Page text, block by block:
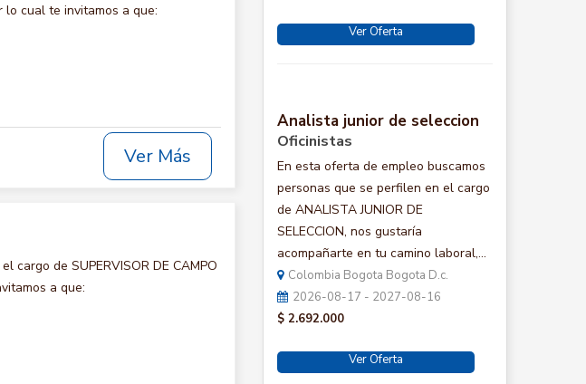
lo cual te invitamos a que:
Ver Más
cargo de SUPERVISOR DE CAMPO
a que:
Ver Oferta
Analista junior de seleccion
Oficinistas
En esta oferta de empleo buscamos
personas que se perfilen en el cargo
de ANALISTA JUNIOR DE
SELECCION, nos gustaría
acompañarte en tu camino laboral,...
Colombia Bogota Bogota D.c.
2026-08-17 - 2027-08-16
$ 2.692.000
Ver Oferta